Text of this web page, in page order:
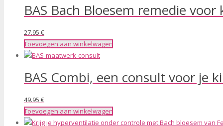
BAS Bach Bloesem remedie voor
27.95 €
Toevoegen aan winkelwagen
BAS Combi, een consult voor je
49.95 €
Toevoegen aan winkelwagen